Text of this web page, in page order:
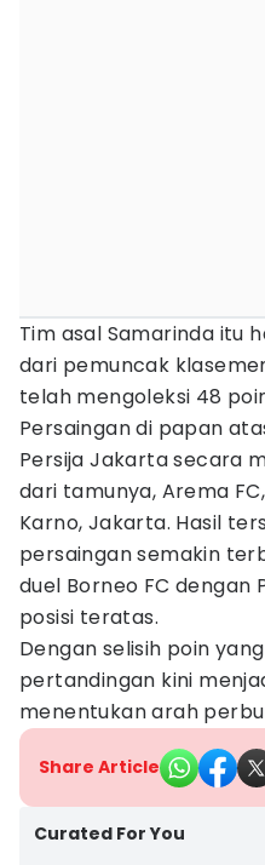
Tim asal Samarinda itu
dari pemuncak
telah mengoleksi 48
Persaingan di papan
Persija Jakarta secara
dari tamunya, Arema
Karno, Jakarta. Hasil
persaingan semakin
duel Borneo FC
posisi teratas.
Dengan selisih poin
pertandingan kini
menentukan arah
Share Article
Curated For You